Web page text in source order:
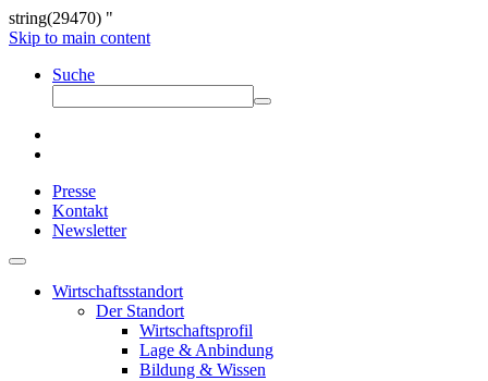
string(29470) "
Skip to main content
Suche
Presse
Kontakt
Newsletter
Wirtschaftsstandort
Der Standort
Wirtschaftsprofil
Lage & Anbindung
Bildung & Wissen